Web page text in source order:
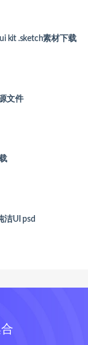
kit .sketch素材下载
文件
洁UI psd